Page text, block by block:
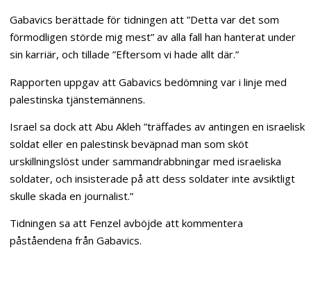
Gabavics berättade för tidningen att ”Detta var det som
förmodligen störde mig mest” av alla fall han hanterat under
sin karriär, och tillade ”Eftersom vi hade allt där.”
Rapporten uppgav att Gabavics bedömning var i linje med
palestinska tjänstemännens.
Israel sa dock att Abu Akleh ”träffades av antingen en israelisk
soldat eller en palestinsk beväpnad man som sköt
urskillningslöst under sammandrabbningar med israeliska
soldater, och insisterade på att dess soldater inte avsiktligt
skulle skada en journalist.”
Tidningen sa att Fenzel avböjde att kommentera
påståendena från Gabavics.